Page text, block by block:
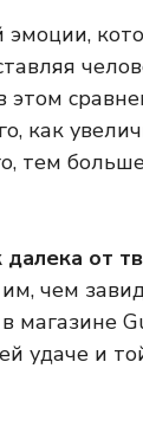
этом
как
тем
от
чем
магазине
удаче и